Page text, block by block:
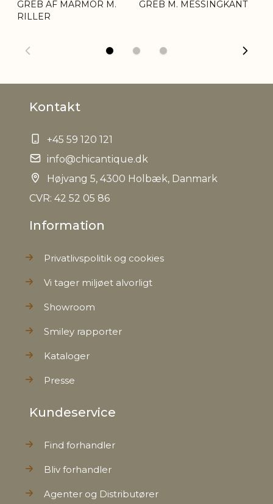
GREB AF MARMOR M.
RILLER
GREB M. MESSINGKANT
Kontakt
+45 59 120 121
info@chicantique.dk
Højvang 5, 4300 Holbæk, Danmark
CVR: 42 52 05 86
Information
Privatlivspolitik og cookies
Vi tager miljøet alvorligt
Showroom
Smiley rapporter
Kataloger
Presse
Kundeservice
Find forhandler
Bliv forhandler
Agenter og Distributører